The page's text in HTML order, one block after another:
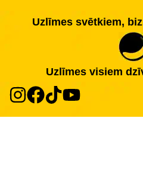
Uzlīmes svētkiem,
Uzlīmes visiem